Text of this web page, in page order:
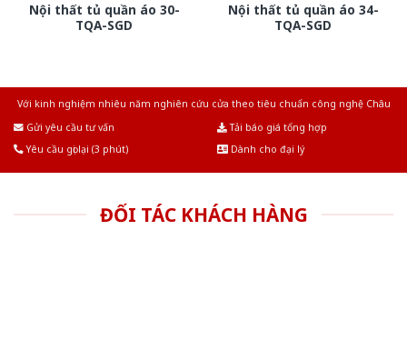
Nội thất tủ quần áo 30-
TQA-SGD
Nội thất tủ quần áo 34-
TQA-SGD
Với kinh nghiệm nhiêu năm nghiên cứu cửa theo tiêu chuẩn công nghệ Châu
Gửi yêu cầu tư vấn
Tải báo giá tổng hợp
Yêu cầu gọi lại (3 phút)
Dành cho đại lý
ĐỐI TÁC KHÁCH HÀNG